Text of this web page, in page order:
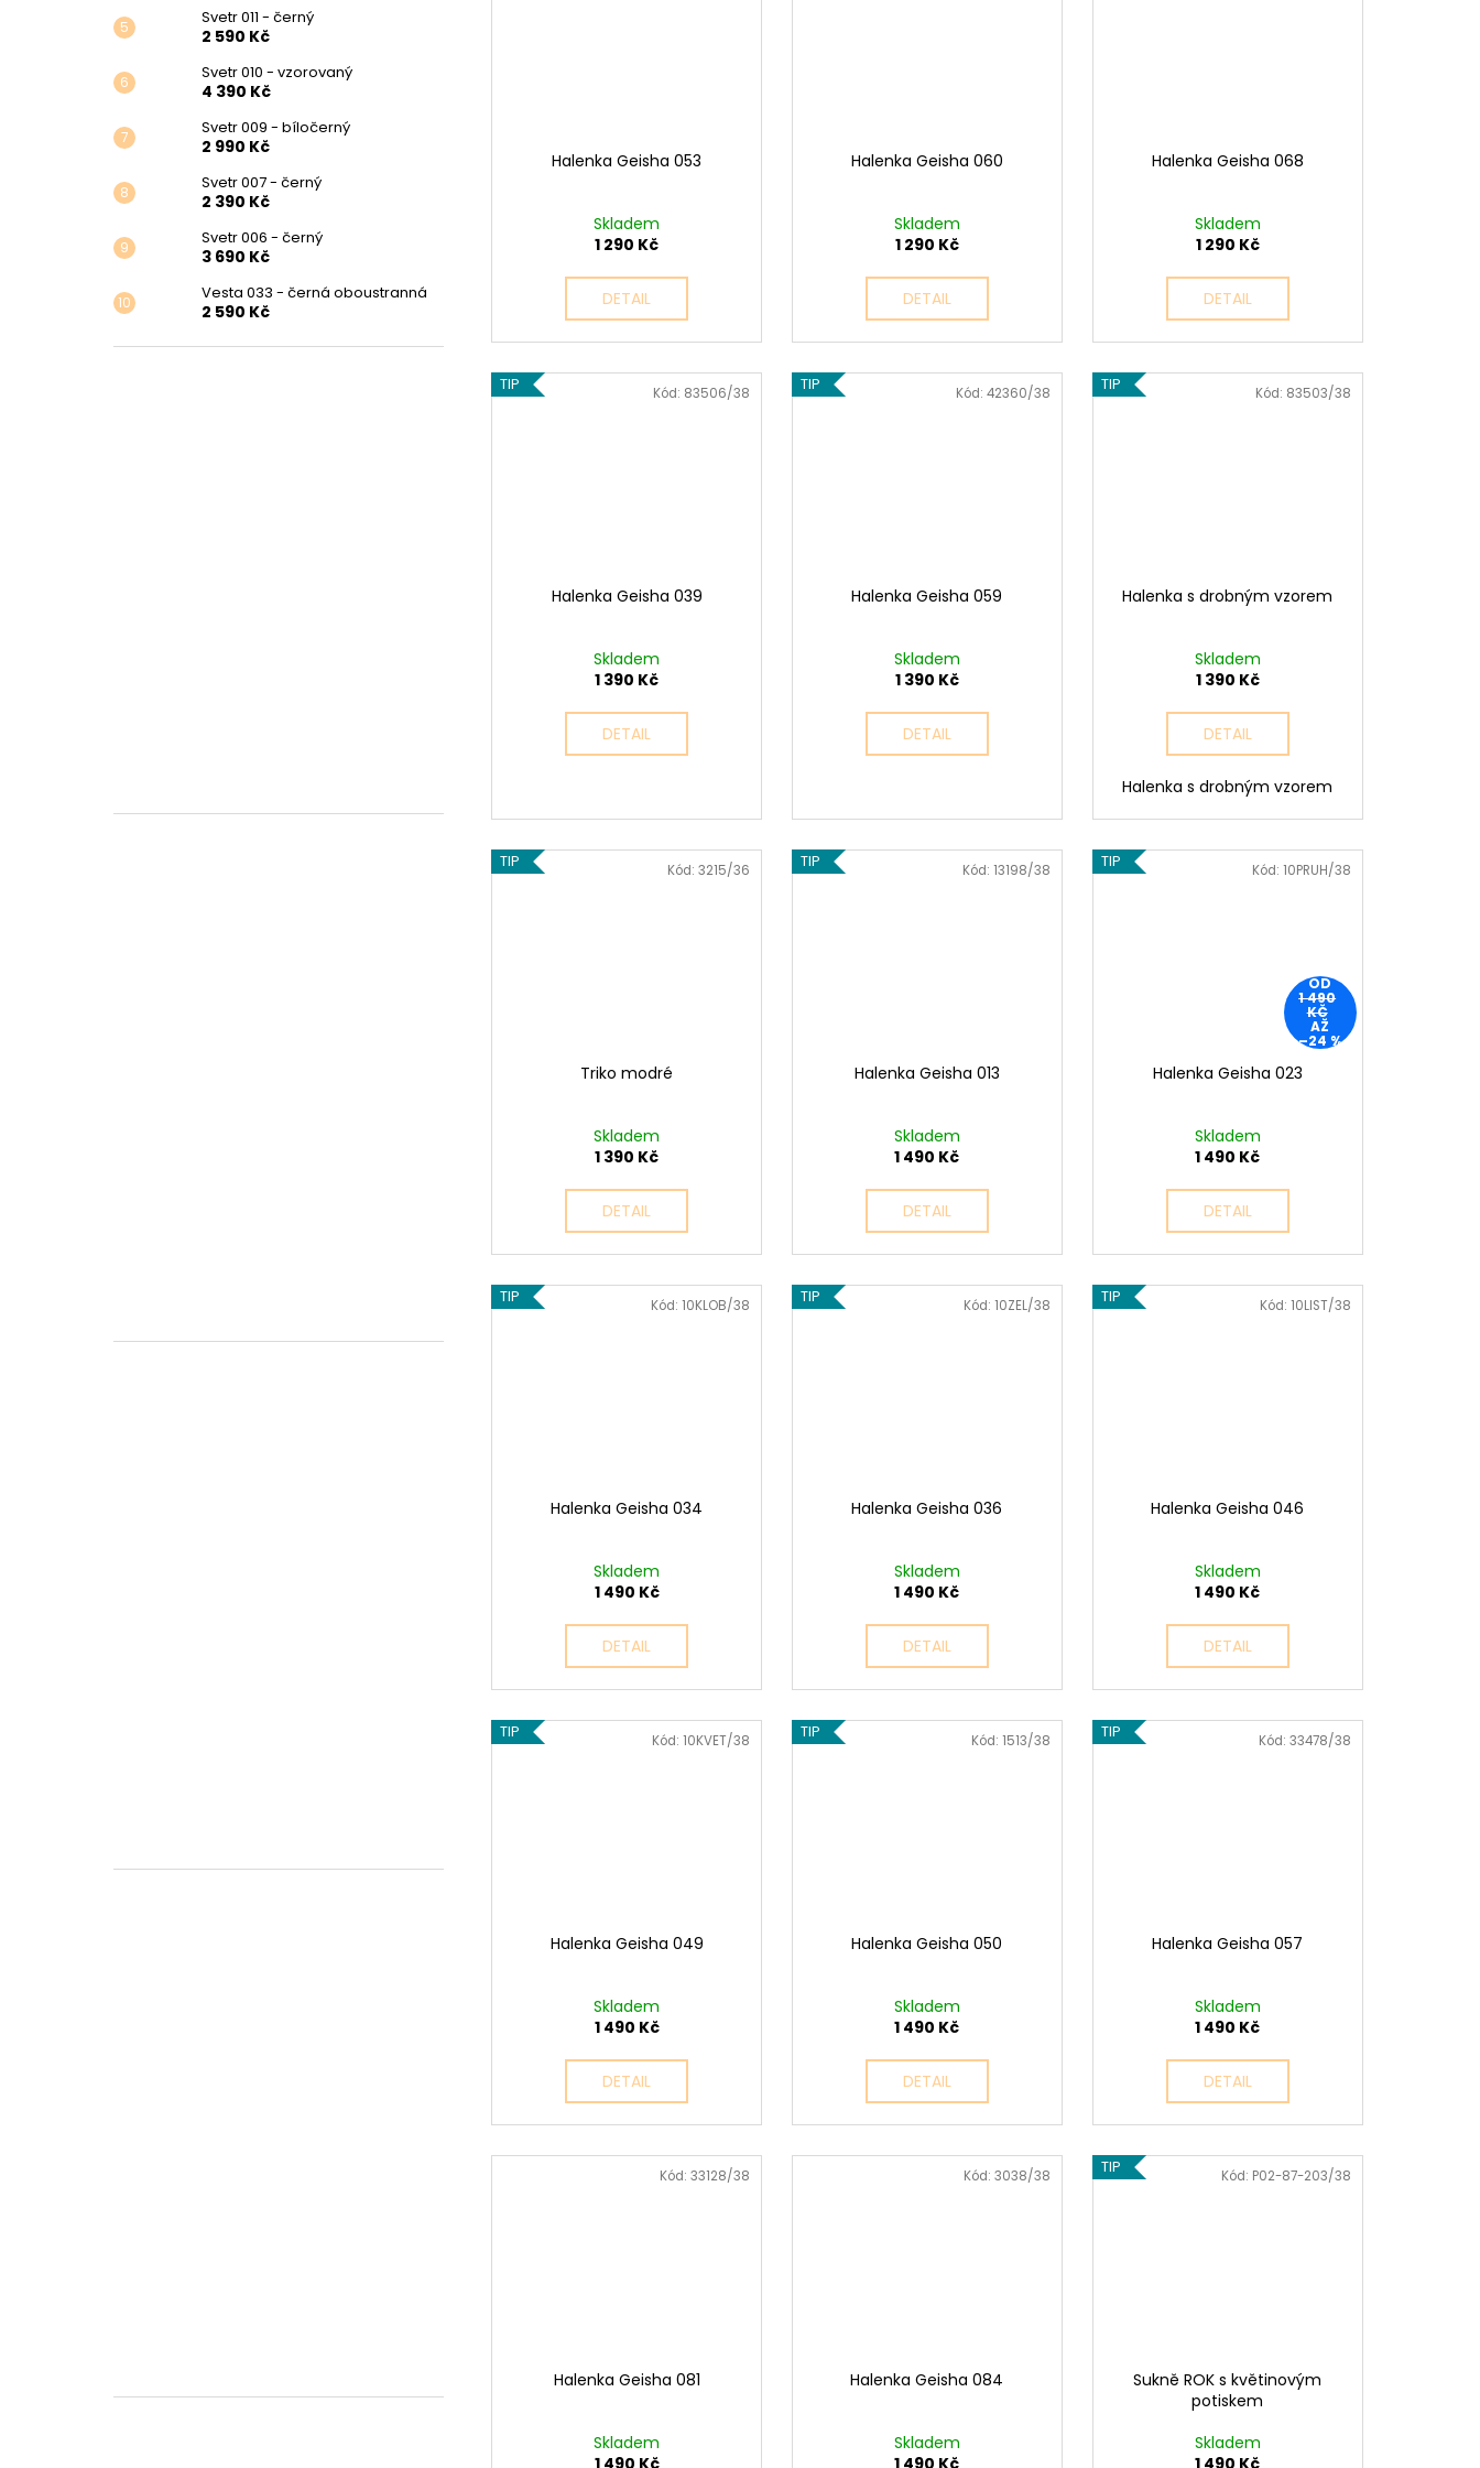
Svetr 011 - černý
2 590 Kč
Svetr 010 - vzorovaný
4 390 Kč
Svetr 009 - bíločerný
2 990 Kč
Svetr 007 - černý
2 390 Kč
Svetr 006 - černý
3 690 Kč
Vesta 033 - černá oboustranná
2 590 Kč
Halenka Geisha 053
Skladem
1 290 Kč
DETAIL
Halenka Geisha 060
Skladem
1 290 Kč
DETAIL
Halenka Geisha 068
Skladem
1 290 Kč
DETAIL
TIP
Halenka Geisha 039
Skladem
1 390 Kč
DETAIL
Kód: 83506/38 TIP
Halenka Geisha 059
Skladem
1 390 Kč
DETAIL
Kód: 42360/38 TIP
Halenka s drobným vzorem
Skladem
1 390 Kč
DETAIL
Halenka s drobným vzorem
Kód: 83503/38
TIP
Triko modré
Skladem
1 390 Kč
DETAIL
Kód:3215/36 TIP
Halenka Geisha 013
Skladem
1 490 Kč
DETAIL
Kód: 13198/38 TIP
OD
1 490
KČ
AŽ
–24 %
Halenka Geisha 023
Skladem
1 490 Kč
DETAIL
Kód: 10PRUH/38
TIP
Halenka Geisha 034
Skladem
1 490 Kč
DETAIL
Kód:10KLOB/38 TIP
Halenka Geisha 036
Skladem
1 490 Kč
DETAIL
Kód: 10ZEL/38 TIP
Halenka Geisha 046
Skladem
1 490 Kč
DETAIL
Kód: 10LIST/38
TIP
Halenka Geisha 049
Skladem
1 490 Kč
DETAIL
Kód:10KVET/38 TIP
Halenka Geisha 050
Skladem
1 490 Kč
DETAIL
Kód: 1513/38 TIP
Halenka Geisha 057
Skladem
1 490 Kč
DETAIL
Kód: 33478/38
Halenka Geisha 081
Skladem
1 490 Kč
Kód:33128/38
Halenka Geisha 084
Skladem
1 490 Kč
Kód: 3038/38 TIP
Sukně ROK s květinovým
potiskem
Skladem
1 490 Kč
Kód: P02-87-203/38